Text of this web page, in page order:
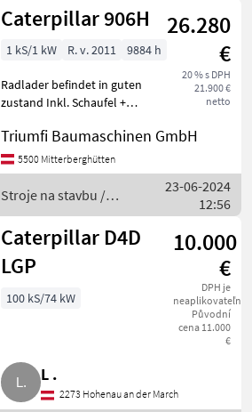
Caterpillar 906H
26.280
€
20 % s DPH
21.900 €
netto
1 kS/1 kW R. v. 2011 9884 h
Radlader befindet in guten
zustand Inkl. Schaufel +
stavbu Čelný nakladač
Triumfi Baumaschinen GmbH
5500 Mitterberghütten
Stroje na stavbu /
Caterpillar
23-06-2024
12:56
Caterpillar D4D
LGP
10.000
€
DPH je
neaplikovateľné
Původní
cena 11.000
€
100 kS/74 kW
L .
2273 Hohenau an der March